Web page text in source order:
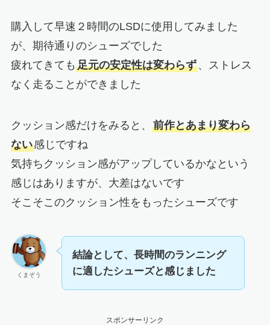
購入して早速２時間のLSDに使用してみました
が、期待通りのシューズでした
疲れてきても 足元の安定性は変わらず、ストレス
なく走ることができました
クッション感だけをみると、 前作とあまり変わら
ない感じですね
気持ちクッション感がアップしているかなという
感じはありますが、大差はないです
そこそこのクッション性をもったシューズです
くまぞう
結論として、長時間のランニング
に適したシューズと感じました
スポンサーリンク